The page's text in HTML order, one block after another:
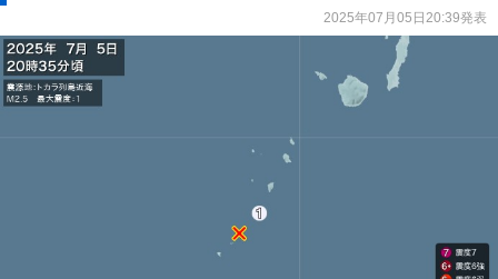
2025年07月05日20:39発表